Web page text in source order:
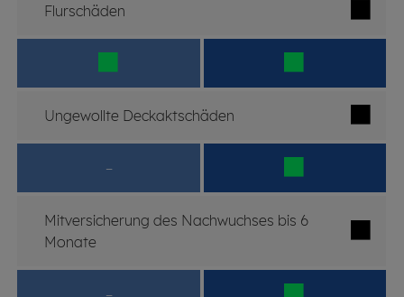
Flurschäden
Ungewollte Deckaktschäden
–
Mitversicherung des Nachwuchses bis 6
Monate